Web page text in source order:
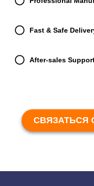
Fast & Safe
After-sales
СВЯЗАТЬСЯ